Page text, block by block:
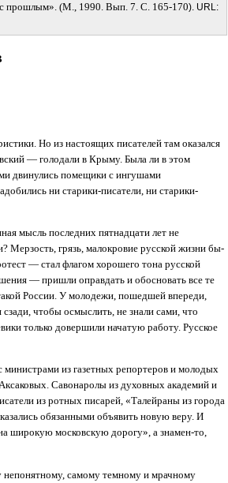
прошлым». (М., 1990. Вып. 7. С. 165-170). URL:
Но из настоящих писателей там оказался
— голодали в Крыму. Была ли в этом
двинулись помещики с ингушами
ни старики-писатели, ни старики-
мысль последних пятнадцати лет не
Мерзость, грязь, малокровие русской жизни бы­
— стал флагом хорошего тона русской
— пришли оправдать и обосновать все те
России. У молодежи, пошедшей впереди,
чтобы осмыслить, не знали сами, что
только довершили начатую работу. Русское
министрами из газетных репортеров и мо­лодых
Савонаролы из духовных ака­демий и
из ротных писарей, «Талейраны из города
обязанными объявить новую веру. И
широкую московскую дорогу», а знамен-то,
непонятному, самому темному и мрачному